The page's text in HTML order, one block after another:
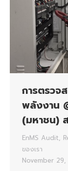
การตรวจ
พลังงาน
(มหาชน)
EnMS Audit,
ของเรา
November 29,